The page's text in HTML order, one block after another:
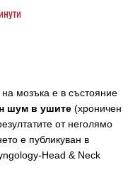
мозъка е в състояние
шум в ушите (хроничен
от неголямо
е публикуван в
Head & Neck